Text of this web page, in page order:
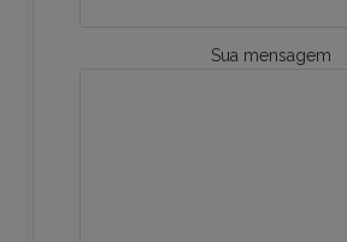
Sua mensagem